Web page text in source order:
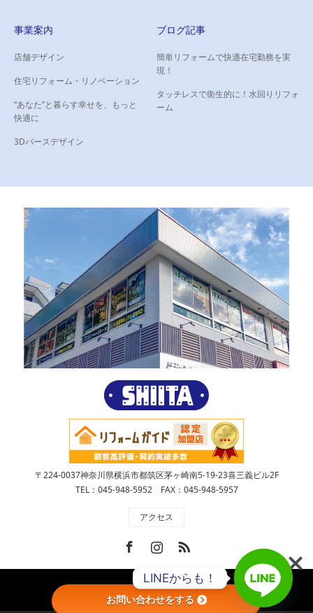
事業案内
店舗デザイン
住宅リフォーム・リノベーション
“あなた”と暮らす幸せを、もっと
快適に
3Dパースデザイン
ブログ記事
簡単リフォームで快適在宅勤務を実
現！
タッチレスで衛生的に！水回りリフォ
ーム
〒224-0037神奈川県横浜市都筑区茅ヶ崎南5-19-23喜三義ビル2F
TEL：045-948-5952 FAX：045-948-5957
アクセス
Copyright ©株式会社SHIITA
お問い合わせをする
LINEからも！